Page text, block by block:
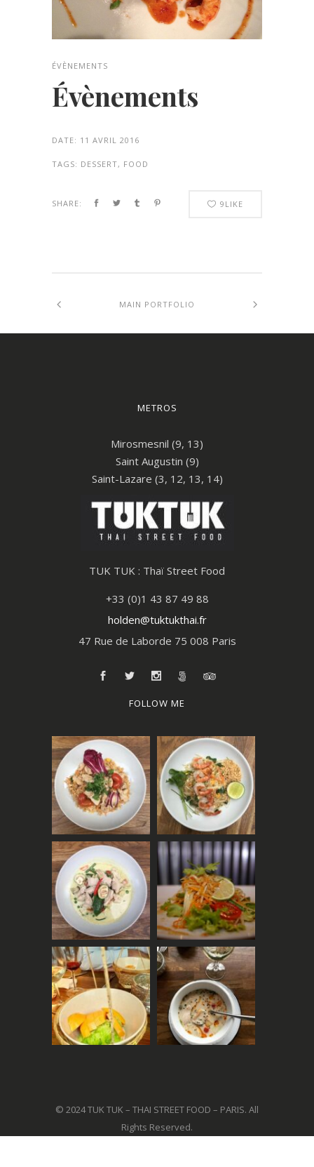
ÉVÈNEMENTS
Évènements
DATE: 11 AVRIL 2016
TAGS: DESSERT, FOOD
SHARE: 9 LIKE
MAIN PORTFOLIO
METROS
Mirosmesnil (9, 13)
Saint Augustin (9)
Saint-Lazare (3, 12, 13, 14)
TUK TUK : Thaï Street Food
+33 (0)1 43 87 49 88
holden@tuktukthai.fr
47 Rue de Laborde 75 008 Paris
FOLLOW ME
© 2024 TUK TUK – THAI STREET FOOD – PARIS. All
Rights Reserved.